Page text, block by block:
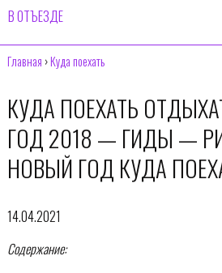
В ОТЪЕЗДЕ
Главная ›Куда поехать
КУДА ПОЕХАТЬ
ГОД 2018 — ГИДЫ —
НОВЫЙ ГОД КУДА
14.04.2021
Содержание: